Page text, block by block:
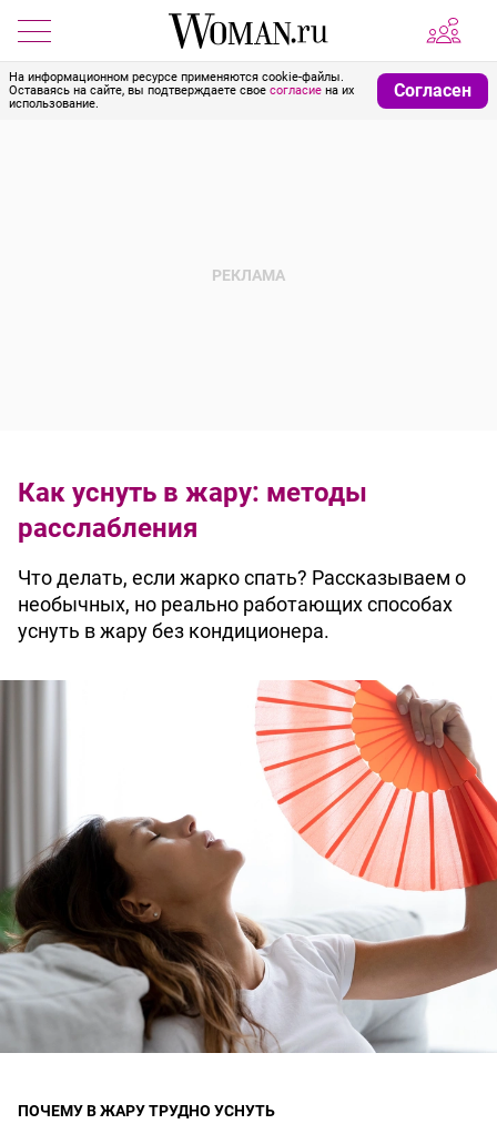
На информационном ресурсе применяются cookie-файлы.
Оставаясь на сайте, вы подтверждаете свое согласие на их
использование.
Согласен
Как уснуть в жару: методы
расслабления
Что делать, если жарко спать? Рассказываем о
необычных, но реально работающих способах
уснуть в жару без кондиционера.
ПОЧЕМУ В ЖАРУ ТРУДНО УСНУТЬ